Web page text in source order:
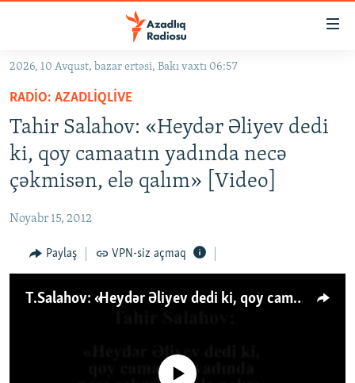
Əsas
qayıt
Əsas
naviqasiyaya
qayıt
Axtarışa
GÜNDƏM
#İZAHLA
#ƏSLINDƏ
QANUNI DOĞRU
ARAŞDIRMA
AZƏRBAYCAN ƏDƏBIYYATI KITABXANASI
2026, 10 Avqust, bazar ertəsi, Bakı vaxtı 06:57
RADIO: AZADLIQLIVE
Tahir Salahov: «Heydər Əliyev dedi
ki, qoy camaatın yadında necə
çəkmisən, elə qalım» [Video]
Noyabr 15, 2012
Paylaş VPN-siz açmaq
T.Salahov: «Heydər Əliyev dedi ki, qoy camaatın yadında necə çəkmisən, elə qalım»
No media source currently available